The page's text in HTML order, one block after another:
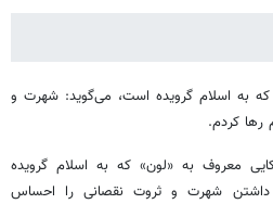
که به اسلام گرویده است، می‌گوید: شهرت و
رها کردم.
معروف به «لون» که به اسلام گرویده
شهرت و ثروت نقصانی را احساس